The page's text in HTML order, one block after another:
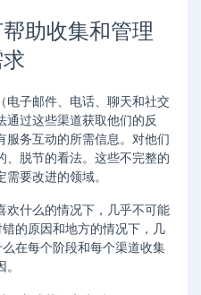
助收集和管理
电子邮件、电话、聊天和社交
通过这些渠道获取他们的反
服务互动的所需信息。对他们
、脱节的看法。这些不完整的
要改进的领域。
欢什么的情况下，几乎不可能
的原因和地方的情况下，几
在每个阶段和每个渠道收集